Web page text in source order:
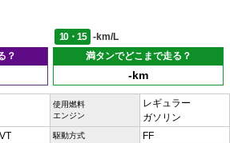
10・15
-km/L
？
満タンでどこまで走る？
-km
使用燃料
エンジン
レギュラー
ガソリン
駆動方式 FF